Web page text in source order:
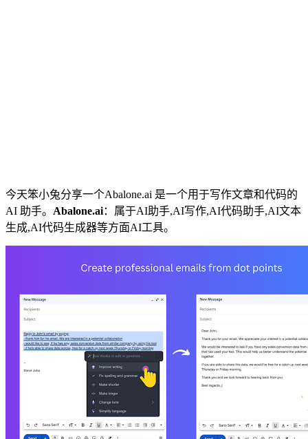
今天笨小兔分享一个Abalone.ai 是一个用于写作文章和代码的
AI 助手。 Abalone.ai：属于AI助手,AI写作,AI代码助手,AI文本
生成,AI代码生成器等方面AI工具。